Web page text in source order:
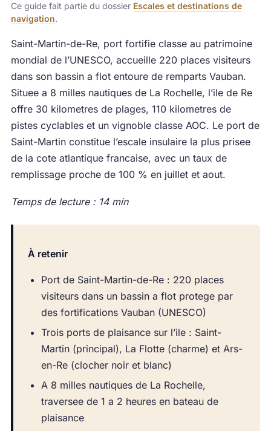
Ce guide fait partie du dossier Escales et destinations de
navigation.
Saint-Martin-de-Re, port fortifie classe au patrimoine
mondial de l’UNESCO, accueille 220 places visiteurs
dans son bassin a flot entoure de remparts Vauban.
Situee a 8 milles nautiques de La Rochelle, l’ile de Re
offre 30 kilometres de plages, 110 kilometres de
pistes cyclables et un vignoble classe AOC. Le port de
Saint-Martin constitue l’escale insulaire la plus prisee
de la cote atlantique francaise, avec un taux de
remplissage proche de 100 % en juillet et aout.
Temps de lecture : 14 min
À retenir
Port de Saint-Martin-de-Re : 220 places
visiteurs dans un bassin a flot protege par
des fortifications Vauban (UNESCO)
Trois ports de plaisance sur l’ile : Saint-
Martin (principal), La Flotte (charme) et Ars-
en-Re (clocher noir et blanc)
A 8 milles nautiques de La Rochelle,
traversee de 1 a 2 heures en bateau de
plaisance